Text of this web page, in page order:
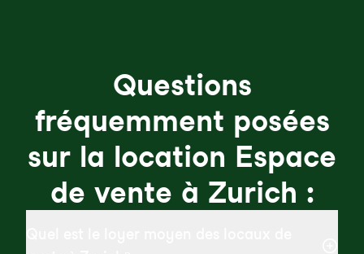
Questions
fréquemment posées
sur la location Espace
de vente à Zurich :